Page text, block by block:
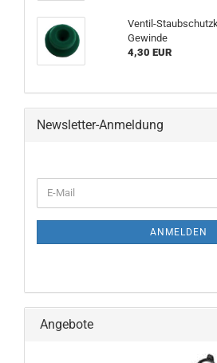
Ventil-
Gewinde
4,30 EUR
Newsletter-Anmeldung
ZUR
NEWSLETTER-
E-
Mail
ANMELDEN
Angebote